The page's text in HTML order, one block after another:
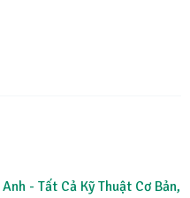
- Tất Cả Kỹ Thuật Cơ Bản,